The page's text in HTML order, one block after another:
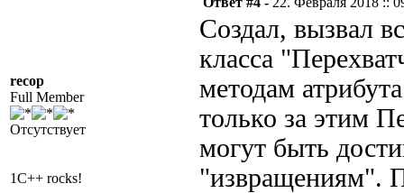
recop
Full Member
Отсутствует
1C++ rocks!
Создал, вызвал
класса
методам
только за этим
могут быть
"извращениям".